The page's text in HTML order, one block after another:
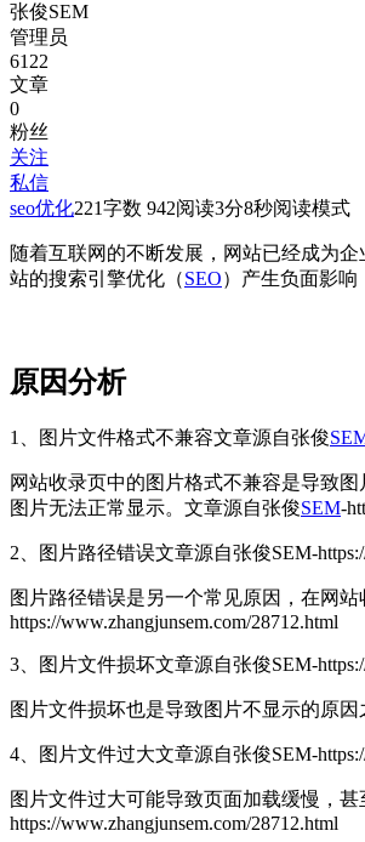
张俊SEM
管理员
6122
文章
0
粉丝
关注
私信
seo优化221字数 942阅读3分8秒阅读模式
随着互联网的不断发展，网站已经成为
站的搜索引擎优化（SEO）产生负面影响
原因分析
1、图片文件格式不兼容文章源自张俊
网站收录页中的图片格式不兼容是导致
图片无法正常显示。 文章源自张俊SEM-
2、图片路径错误文章源自张俊SEM-
图片路径错误是另一个常见原因，在网
https://www.zhangjunsem.com/28712.html
3、图片文件损坏文章源自张俊SEM-
图片文件损坏也是导致图片不显示的原
4、图片文件过大文章源自张俊SEM-
图片文件过大可能导致页面加载缓慢，
https://www.zhangjunsem.com/28712.html